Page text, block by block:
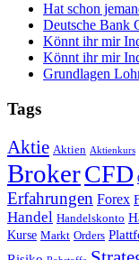
Hat schon
Deutsche Bank
Könnt ihr mir
Könnt ihr mir
Grundlagen
Tags
Aktie Aktien Aktienkurs
BrokerCFD
Erfahrungen Forex
Handel Handelskonto
Kurse Markt Orders